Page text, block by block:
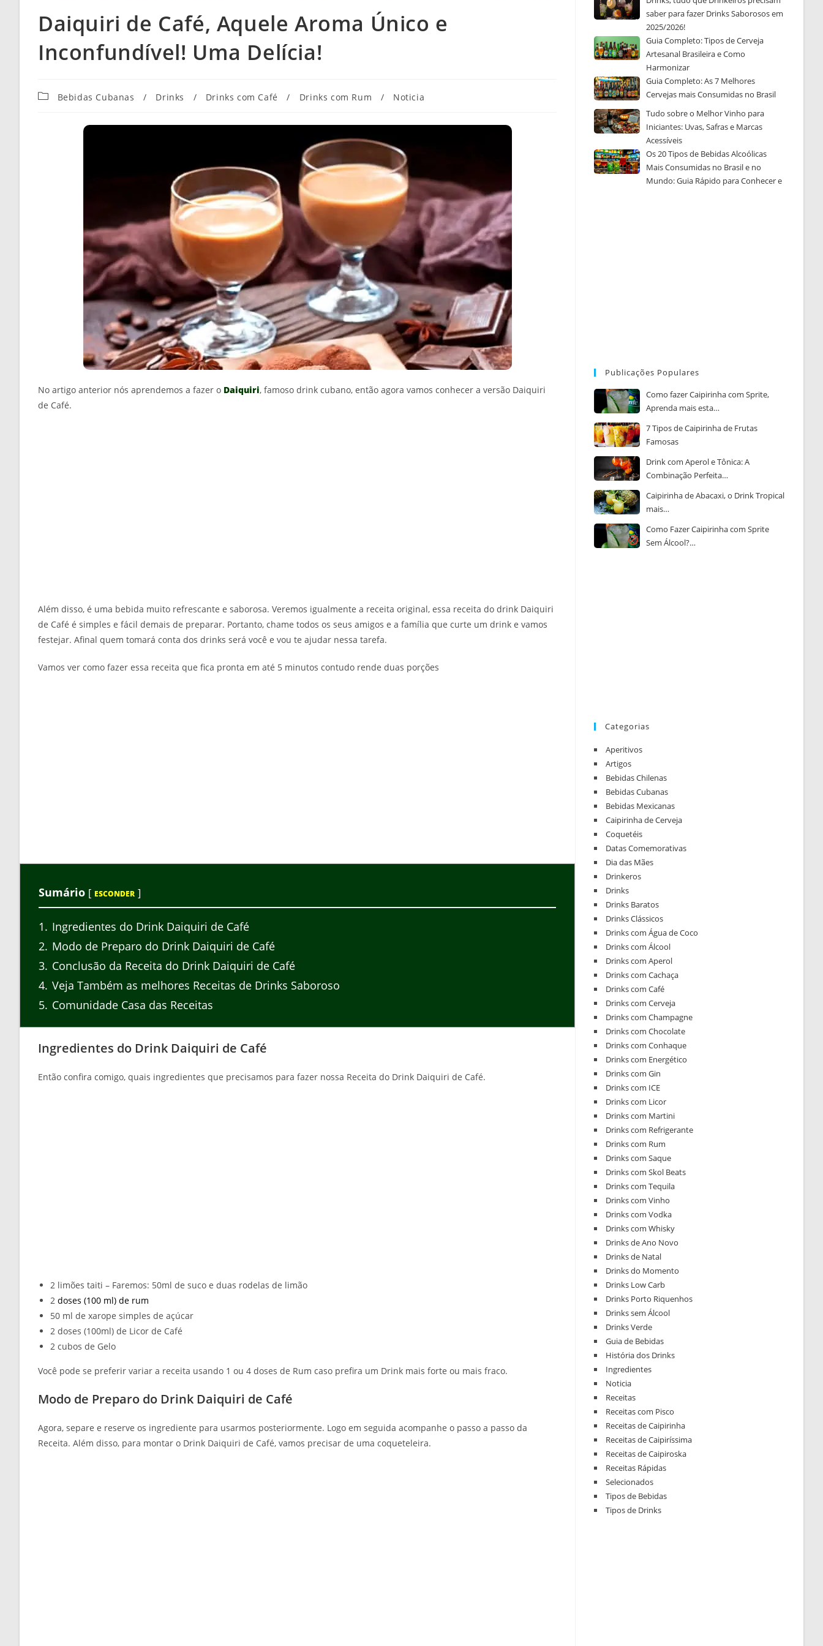
Daiquiri de Café, Aquele Aroma Único e
Inconfundível! Uma Delícia!
CategoriaBebidas Cubanas / Drinks / Drinks com Café / Drinks com Rum / Noticia
No artigo anterior nós aprendemos a fazer o Daiquiri, famoso drink cubano, então agora vamos conhecer a versão Daiquiri
de Café.
Além disso, é uma bebida muito refrescante e saborosa. Veremos igualmente a receita original, essa receita do drink Daiquiri
de Café é simples e fácil demais de preparar. Portanto, chame todos os seus amigos e a família que curte um drink e vamos
festejar. Afinal quem tomará conta dos drinks será você e vou te ajudar nessa tarefa.
Vamos ver como fazer essa receita que fica pronta em até 5 minutos contudo rende duas porções
Sumário [ ESCONDER ]
1
Ingredientes do Drink Daiquiri de Café
2 Modo de Preparo do Drink Daiquiri de Café
3 Conclusão da Receita do Drink Daiquiri de Café
4 Veja Também as melhores Receitas de Drinks Saboroso
5 Comunidade Casa das Receitas
Ingredientes do Drink Daiquiri de Café
Então confira comigo, quais ingredientes que precisamos para fazer nossa Receita do Drink Daiquiri de Café.
2 limões taiti – Faremos: 50ml de suco e duas rodelas de limão
2 doses (100 ml) de rum
50 ml de xarope simples de açúcar
2 doses (100ml) de Licor de Café
2 cubos de Gelo
Você pode se preferir variar a receita usando 1 ou 4 doses de Rum caso prefira um Drink mais forte ou mais fraco.
Modo de Preparo do Drink Daiquiri de Café
Agora, separe e reserve os ingrediente para usarmos posteriormente. Logo em seguida acompanhe o passo a passo da
Receita. Além disso, para montar o Drink Daiquiri de Café, vamos precisar de uma coqueteleira.
saber para fazer Drinks Saborosos em
2025/2026!
Guia Completo: Tipos de Cerveja
Artesanal Brasileira e Como
Harmonizar
Guia Completo: As 7 Melhores
Cervejas mais Consumidas no Brasil
Tudo sobre o Melhor Vinho para
Iniciantes: Uvas, Safras e Marcas
Acessíveis
Os 20 Tipos de Bebidas Alcoólicas
Mais Consumidas no Brasil e no
Mundo: Guia Rápido para Conhecer e
Publicações Populares
Como fazer Caipirinha com Sprite,
Aprenda mais esta…
7 Tipos de Caipirinha de Frutas
Famosas
Drink com Aperol e Tônica: A
Combinação Perfeita…
Caipirinha de Abacaxi, o Drink Tropical
mais…
Como Fazer Caipirinha com Sprite
Sem Álcool?…
Categorias
Aperitivos
Artigos
Bebidas Chilenas
Bebidas Cubanas
Bebidas Mexicanas
Caipirinha de Cerveja
Coquetéis
Datas Comemorativas
Dia das Mães
Drinkeros
Drinks
Drinks Baratos
Drinks Clássicos
Drinks com Água de Coco
Drinks com Álcool
Drinks com Aperol
Drinks com Cachaça
Drinks com Café
Drinks com Cerveja
Drinks com Champagne
Drinks com Chocolate
Drinks com Conhaque
Drinks com Energético
Drinks com Gin
Drinks com ICE
Drinks com Licor
Drinks com Martini
Drinks com Refrigerante
Drinks com Rum
Drinks com Saque
Drinks com Skol Beats
Drinks com Tequila
Drinks com Vinho
Drinks com Vodka
Drinks com Whisky
Drinks de Ano Novo
Drinks de Natal
Drinks do Momento
Drinks Low Carb
Drinks Porto Riquenhos
Drinks sem Álcool
Drinks Verde
Guia de Bebidas
História dos Drinks
Ingredientes
Noticia
Receitas
Receitas com Pisco
Receitas de Caipirinha
Receitas de Caipiríssima
Receitas de Caipiroska
Receitas Rápidas
Selecionados
Tipos de Bebidas
Tipos de Drinks